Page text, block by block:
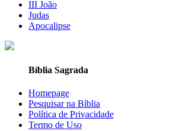
III João
Judas
Apocalipse
Bíblia Sagrada
Homepage
Pesquisar na Bíblia
Política de Privacidade
Termo de Uso